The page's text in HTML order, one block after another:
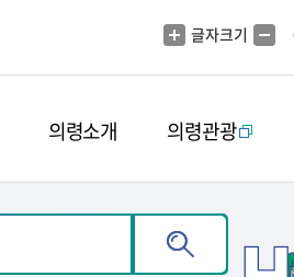
글자크기
의령소개 의령관광